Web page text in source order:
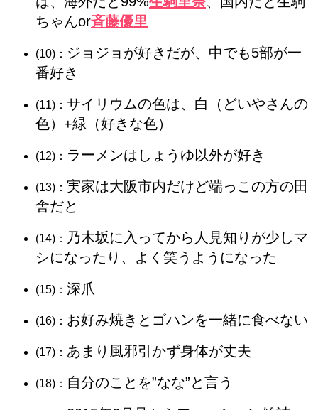
ちゃんor斉藤優里
(10)： ジョジョが好きだが、中でも5部が一
番好き
(11)： サイリウムの色は、白（どいやさんの
色）+緑（好きな色）
(12)： ラーメンはしょうゆ以外が好き
(13)： 実家は大阪市内だけど端っこの方の田
舎だと
(14)： 乃木坂に入ってから人見知りが少しマ
シになったり、よく笑うようになった
(15)： 深爪
(16)： お好み焼きとゴハンを一緒に食べない
(17)： あまり風邪引かず身体が丈夫
(18)： 自分のことを”なな”と言う